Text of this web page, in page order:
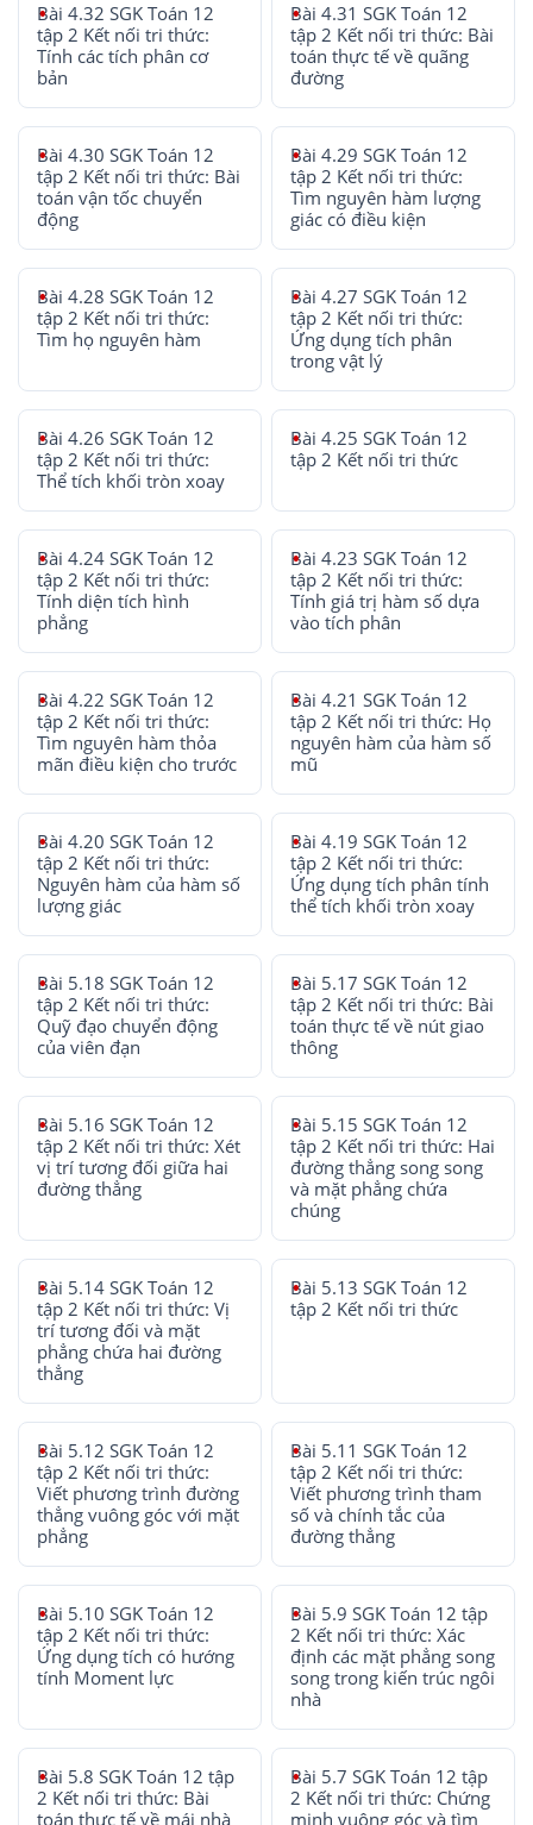
Bài 4.32 SGK Toán 12
tập 2 Kết nối tri thức:
Tính các tích phân cơ
bản
Bài 4.31 SGK Toán 12
tập 2 Kết nối tri thức: Bài
toán thực tế về quãng
đường
Bài 4.30 SGK Toán 12
tập 2 Kết nối tri thức: Bài
toán vận tốc chuyển
động
Bài 4.29 SGK Toán 12
tập 2 Kết nối tri thức:
Tìm nguyên hàm lượng
giác có điều kiện
Bài 4.28 SGK Toán 12
tập 2 Kết nối tri thức:
Tìm họ nguyên hàm
Bài 4.27 SGK Toán 12
tập 2 Kết nối tri thức:
Ứng dụng tích phân
trong vật lý
Bài 4.26 SGK Toán 12
tập 2 Kết nối tri thức:
Thể tích khối tròn xoay
Bài 4.25 SGK Toán 12
tập 2 Kết nối tri thức
Bài 4.24 SGK Toán 12
tập 2 Kết nối tri thức:
Tính diện tích hình
phẳng
Bài 4.23 SGK Toán 12
tập 2 Kết nối tri thức:
Tính giá trị hàm số dựa
vào tích phân
Bài 4.22 SGK Toán 12
tập 2 Kết nối tri thức:
Tìm nguyên hàm thỏa
mãn điều kiện cho trước
Bài 4.21 SGK Toán 12
tập 2 Kết nối tri thức: Họ
nguyên hàm của hàm số
mũ
Bài 4.20 SGK Toán 12
tập 2 Kết nối tri thức:
Nguyên hàm của hàm số
lượng giác
Bài 4.19 SGK Toán 12
tập 2 Kết nối tri thức:
Ứng dụng tích phân tính
thể tích khối tròn xoay
Bài 5.18 SGK Toán 12
tập 2 Kết nối tri thức:
Quỹ đạo chuyển động
của viên đạn
Bài 5.17 SGK Toán 12
tập 2 Kết nối tri thức: Bài
toán thực tế về nút giao
thông
Bài 5.16 SGK Toán 12
tập 2 Kết nối tri thức: Xét
vị trí tương đối giữa hai
đường thẳng
Bài 5.15 SGK Toán 12
tập 2 Kết nối tri thức: Hai
đường thẳng song song
và mặt phẳng chứa
chúng
Bài 5.14 SGK Toán 12
tập 2 Kết nối tri thức: Vị
trí tương đối và mặt
phẳng chứa hai đường
thẳng
Bài 5.13 SGK Toán 12
tập 2 Kết nối tri thức
Bài 5.12 SGK Toán 12
tập 2 Kết nối tri thức:
Viết phương trình đường
thẳng vuông góc với mặt
phẳng
Bài 5.11 SGK Toán 12
tập 2 Kết nối tri thức:
Viết phương trình tham
số và chính tắc của
đường thẳng
Bài 5.10 SGK Toán 12
tập 2 Kết nối tri thức:
Ứng dụng tích có hướng
tính Moment lực
Bài 5.9 SGK Toán 12 tập
2 Kết nối tri thức: Xác
định các mặt phẳng song
song trong kiến trúc ngôi
nhà
Bài 5.8 SGK Toán 12 tập
2 Kết nối tri thức: Bài
toán thực tế về mái nhà
Bài 5.7 SGK Toán 12 tập
2 Kết nối tri thức: Chứng
minh vuông góc và tìm